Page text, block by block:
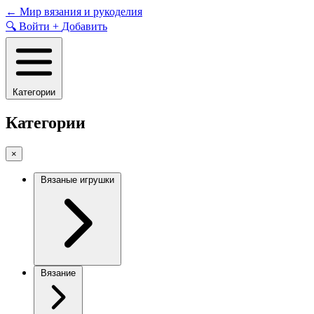
Skip
to
content
← Мир вязания и рукоделия
🔍 Войти + Добавить
Категории
Категории
×
Вязаные игрушки
Вязание